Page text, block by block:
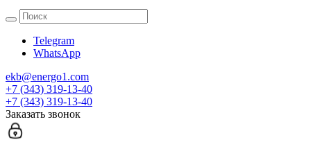
Telegram
WhatsApp
ekb@energo1.com
+7 (343) 319-13-40
+7 (343) 319-13-40
Заказать звонок